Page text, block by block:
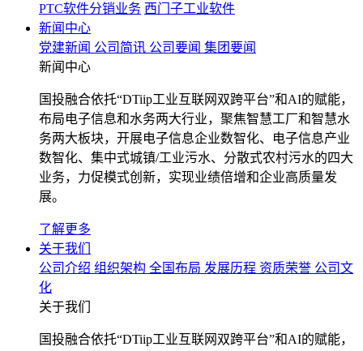
PTC软件分销业务 西门子工业软件
新闻中心
党建新闻 公司简讯 公司要闻 集团要闻
新闻中心
国投融合依托“DTiip工业互联网双跨平台”和AI的赋能，
布局电子信息和水务两大行业，聚焦智慧工厂和智慧水
务两大板块，开展电子信息企业数智化、电子信息产业
数智化、集中式城镇/工业污水、分散式农村污水的四大
业务，力促模式创新，实现业绩倍增和企业高质量发
展。
了解更多
关于我们
公司介绍 组织架构 全国布局 发展历程 资质荣誉 公司文
化
关于我们
国投融合依托“DTiip工业互联网双跨平台”和AI的赋能，